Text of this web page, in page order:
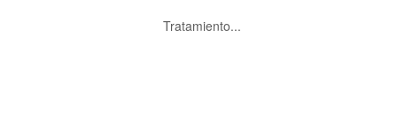
Tratamiento...